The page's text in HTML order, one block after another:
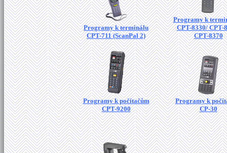
Programy k terminálu
CPT-711 (ScanPal 2)
Programy k
CPT-8330/ CPT-
CPT-8370
Programy k počítačům
CPT-9200
Programy k
CP-30